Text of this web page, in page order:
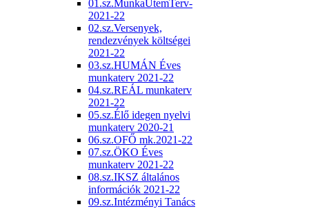
01.sz.MunkaÜtemTerv-
2021-22
02.sz.Versenyek,
rendezvények költségei
2021-22
03.sz.HUMÁN Éves
munkaterv 2021-22
04.sz.REÁL munkaterv
2021-22
05.sz.Élő idegen nyelvi
munkaterv 2020-21
06.sz.OFŐ mk.2021-22
07.sz.ÖKO Éves
munkaterv 2021-22
08.sz.IKSZ általános
információk 2021-22
09.sz.Intézményi Tanács